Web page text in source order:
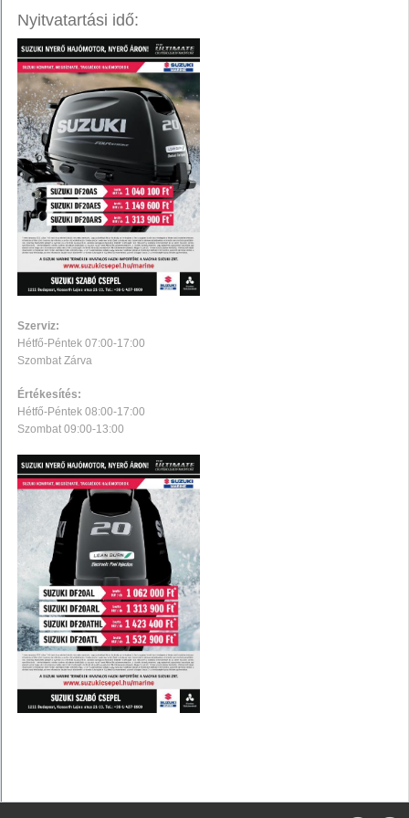
Nyitvatartási idő:
Szerviz:
Hétfő-Péntek 07:00-17:00
Szombat Zárva
Értékesítés:
Hétfő-Péntek 08:00-17:00
Szombat 09:00-13:00